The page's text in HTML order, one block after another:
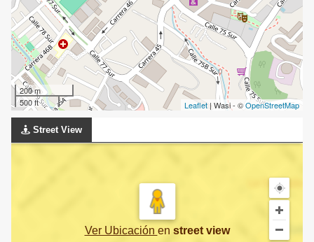
200 m
500 ft
Leaflet | Wasi - ©OpenStreetMap
Street View
Ver Ubicación en street view